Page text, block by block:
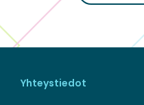
Yhteystiedot